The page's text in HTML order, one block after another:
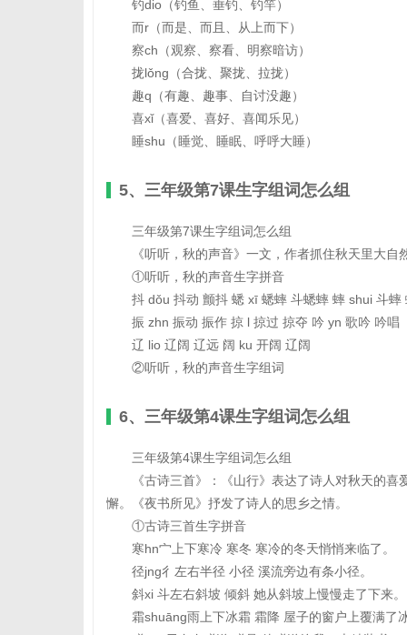
钓dio（钓鱼、垂钓、钓竿）
而r（而是、而且、从上而下）
察ch（观察、察看、明察暗访）
拢lǒng（合拢、聚拢、拉拢）
趣q（有趣、趣事、自讨没趣）
喜xǐ（喜爱、喜好、喜闻乐见）
睡shu（睡觉、睡眠、呼呼大睡）
5、三年级第7课生字组词怎么组
三年级第7课生字组词怎么组
《听听，秋的声音》一文，作者抓住秋天里大
①听听，秋的声音生字拼音
抖 dǒu 抖动 颤抖 蟋 xī 蟋蟀 斗蟋蟀 蟀 shui 斗蟀
振 zhn 振动 振作 掠 l 掠过 掠夺 吟 yn 歌吟 吟唱
辽 lio 辽阔 辽远 阔 ku 开阔 辽阔
②听听，秋的声音生字组词
6、三年级第4课生字组词怎么组
三年级第4课生字组词怎么组
《古诗三首》：《山行》表达了诗人对秋天的
懈。《夜书所见》抒发了诗人的思乡之情。
①古诗三首生字拼音
寒hn宀上下寒冷 寒冬 寒冷的冬天悄悄来临了。
径jng彳左右半径 小径 溪流旁边有条小径。
斜xi 斗左右斜坡 倾斜 她从斜坡上慢慢走了下来。
霜shuāng雨上下冰霜 霜降 屋子的窗户上覆满了